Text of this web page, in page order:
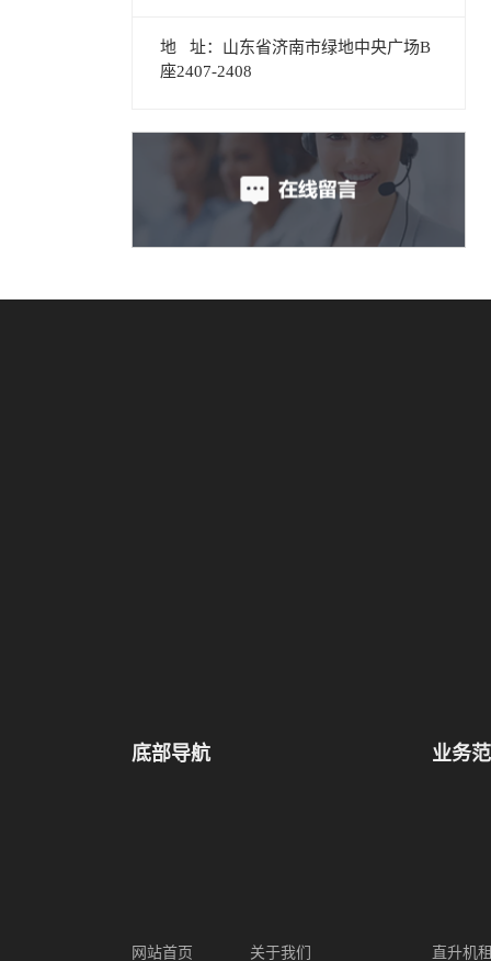
地 址：山东省济南市绿地中央广场B
座2407-2408
底部导航
网站首页 关于我们
业务
直升机